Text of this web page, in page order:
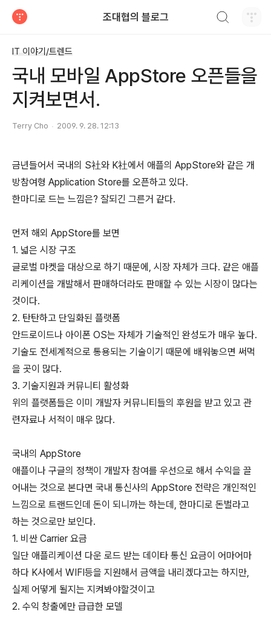
조대협의 블로그
IT 이야기/트렌드
국내 모바일 AppStore 오픈들을
지켜보면서.
Terry Cho 2009. 9. 28. 12:13
금년들어서 국내의 S社와 K社에서 애플의 AppStore와 같은 개
방참여형 Application Store를 오픈하고 있다.
한마디로 드는 느낌은? 잘되긴 그른거 같다.
먼저 해외 AppStore를 보면
1. 넓은 시장 구조
글로벌 마켓을 대상으로 하기 때문에, 시장 자체가 크다. 같은 애플
리케이션을 개발해서 판매하더라도 판매할 수 있는 시장이 많다는
것이다.
2. 탄탄하고 단일화된 플랫폼
안드로이드나 아이폰 OS는 자체가 기술적인 완성도가 매우 높다.
기술도 전세계적으로 통용되는 기술이기 때문에 배워놓으면 써먹
을 곳이 많다.
3. 기술지원과 커뮤니티 활성화
위의 플랫폼들은 이미 개발자 커뮤니티들의 후원을 받고 있고 관
련자료나 서적이 매우 많다.
국내의 AppStore
애플이나 구글의 정책이 개발자 참여를 우선으로 해서 수익을 끌
어내는 것으로 본다면 국내 통신사의 AppStore 전략은 개인적인
느낌으로 트랜드인데 돈이 되니까는 하는데, 한마디로 돈벌라고
하는 것으로만 보인다.
1. 비싼 Carrier 요금
일단 애플리케이션 다운 로드 받는 데이타 통신 요금이 어마어마
하다 K사에서 WIFI등을 지원해서 금액을 내리겠다고는 하지만,
실제 어떻게 될지는 지켜봐야할것이고
2. 수익 창출에만 급급한 모델